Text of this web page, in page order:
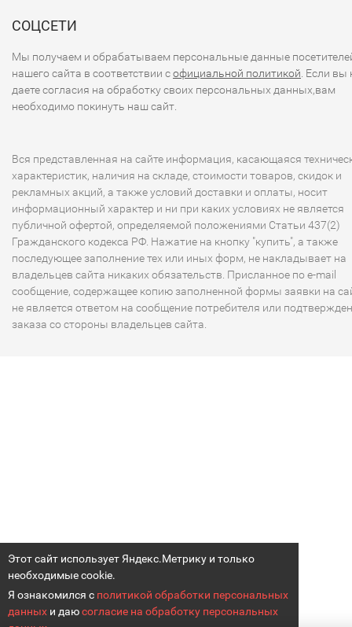
Этот сайт использует Яндекс.Метрику и только
необходимые cookie.
Я ознакомился с политикой обработки персональных
данных и даюсогласие на обработку персональных
СОЦСЕТИ
Мы получаем и обрабатываем персональные данные
нашего сайта в соответствии софициальной политикой . Если вы
даете согласия на обработку своих персональных данных,вам
необходимо покинуть наш сайт.
Вся представленная на сайте информация, касающаяся
характеристик, наличия на складе, стоимости товаров, скидок и
рекламных акций, а также условий доставки и оплаты, носит
информационный характер и ни при каких условиях не является
публичной офертой, определяемой положениями Статьи 437(2)
Гражданского кодекса РФ. Нажатие на кнопку "купить", а также
последующее заполнение тех или иных форм, не накладывает на
владельцев сайта никаких обязательств. Присланное по e-mail
сообщение, содержащее копию заполненной формы заявки на
не является ответом на сообщение потребителя или
заказа со стороны владельцев сайта.